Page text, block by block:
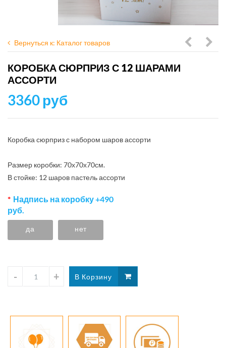
Вернуться к: Каталог товаров
в
КОРОБКА СЮРПРИЗ С 12 ШАРАМИ
АССОРТИ
3360 руб
Коробка сюрприз с набором шаров ассорти
Размер коробки: 70х70х70см.
В стойке: 12 шаров пастель ассорти
Надпись на коробку +490
руб.
да нет